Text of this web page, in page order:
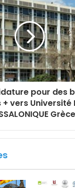
pour des
vers Université
Grèce